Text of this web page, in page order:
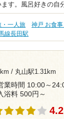
す。風呂好きの自
・一人旅 神戸 お食
線長田駅
/ 丸山駅1.31km
業時間 10:00～
浴料 500円～